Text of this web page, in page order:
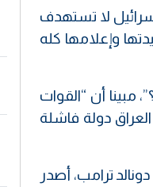
لا تستهدف
وإعلامها كله
مبينا أن “القوات
أن يكون العراق دولة فاشلة
ترامب، أصدر